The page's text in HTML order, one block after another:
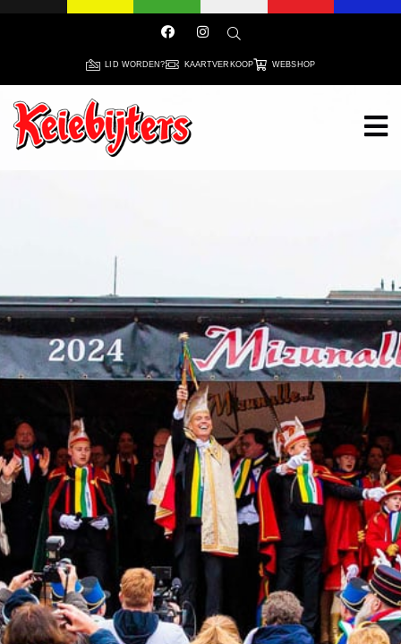
LID WORDEN? KAARTVERKOOP WEBSHOP